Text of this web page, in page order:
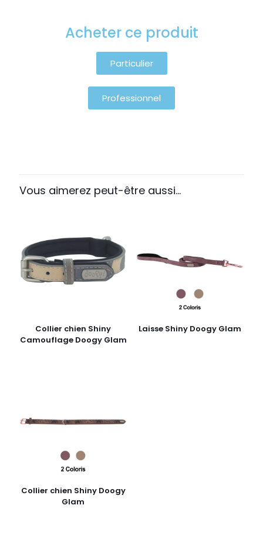
Acheter ce produit
Particulier
Professionnel
Vous aimerez peut-être aussi…
Collier chien Shiny
Camouflage Doogy Glam
Laisse Shiny Doogy Glam
Collier chien Shiny Doogy
Glam